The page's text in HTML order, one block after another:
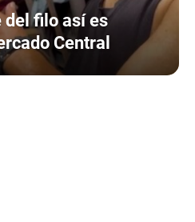
del filo así es
Central